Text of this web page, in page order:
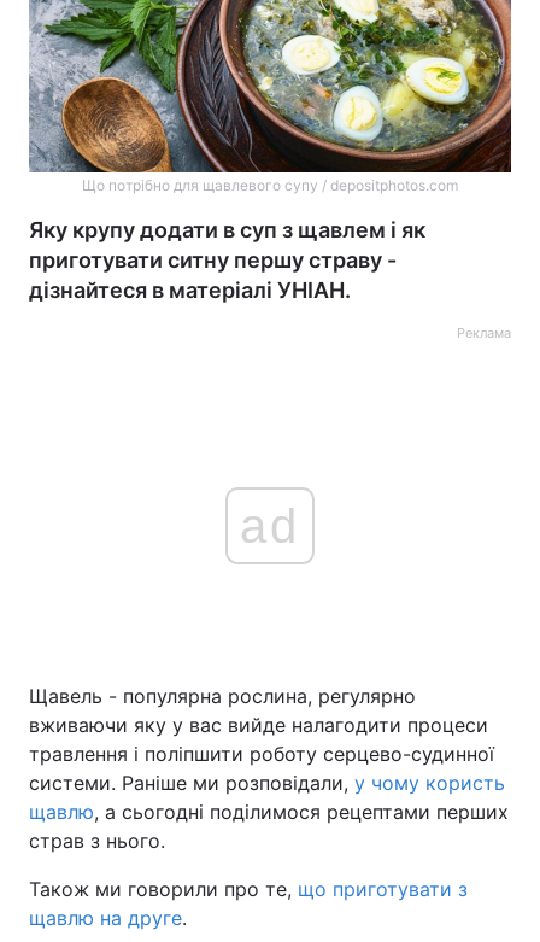
Головна Війна
Україна Політика
Економіка
Спорт Наука
Що потрібно для щавлевого супу / depositphotos.com
Яку крупу додати в суп з щавлем і як
приготувати ситну першу страву -
дізнайтеся в матеріалі УНІАН.
Реклама
ad
Щавель - популярна рослина, регулярно
вживаючи яку у вас вийде налагодити процеси
травлення і поліпшити роботу серцево-судинної
системи. Раніше ми розповідали, у чому користь
щавлю, а сьогодні поділимося рецептами перших
страв з нього.
Також ми говорили про те, що приготувати з
щавлю на друге.